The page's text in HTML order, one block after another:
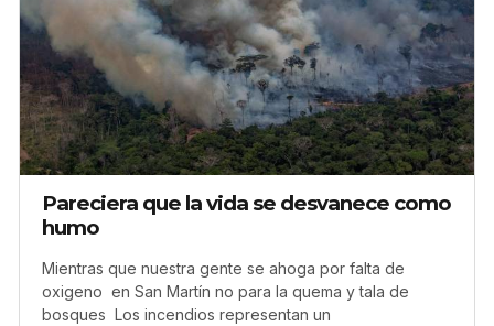
Pareciera que la vida se desvanece como
humo
Mientras que nuestra gente se ahoga por falta de
oxigeno en San Martín no para la quema y tala de
bosques Los incendios representan un